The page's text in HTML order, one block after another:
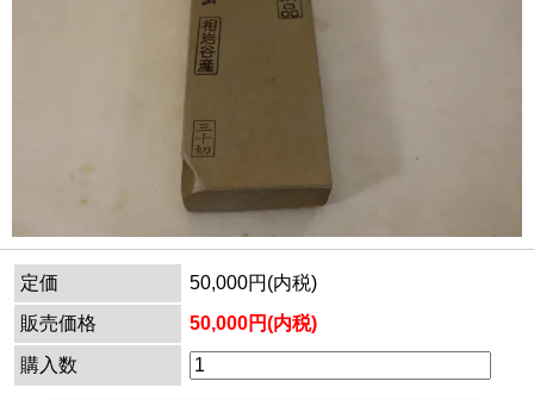
定価
50,000円(内税)
販売価格
50,000円(内税)
購入数